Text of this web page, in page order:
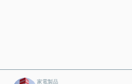
家電製品